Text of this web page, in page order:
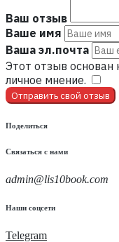
Ваш отзыв
Ваше имя
Ваша эл.почта
Этот отзыв
личное мнение.
Отправить свой отзыв
Поделиться
Связаться с нами
admin@lis10book.com
Наши соцсети
Telegram